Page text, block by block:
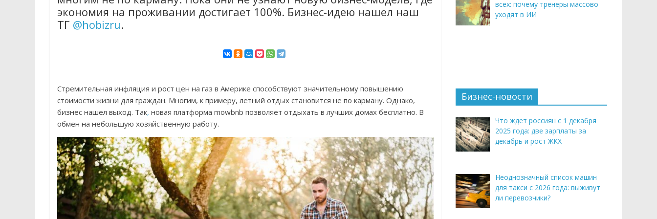
экономия на проживании достигает 100%. Бизнес-идею нашел наш
ТГ @hobizru.
Стремительная инфляция и рост цен на газ в Америке способствуют значительному повышению
стоимости жизни для граждан. Многим, к примеру, летний отдых становится не по карману. Однако,
бизнес нашел выход. Так, новая платформа mowbnb позволяет отдыхать в лучших домах бесплатно. В
обмен на небольшую хозяйственную работу.
всех: почему тренеры массово
уходят в ИИ
Бизнес-новости
Что ждет россиян с 1 декабря
2025 года: две зарплаты за
декабрь и рост ЖКХ
Неоднозначный список машин
для такси с 2026 года: выживут
ли перевозчики?